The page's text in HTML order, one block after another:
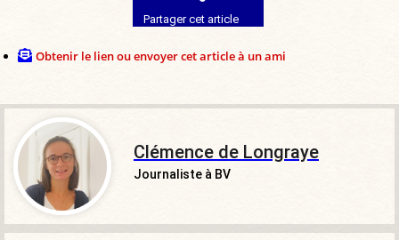
Partager cet article
Obtenir le lien ou envoyer cet article à un ami
Clémence de Longraye
Journaliste à BV